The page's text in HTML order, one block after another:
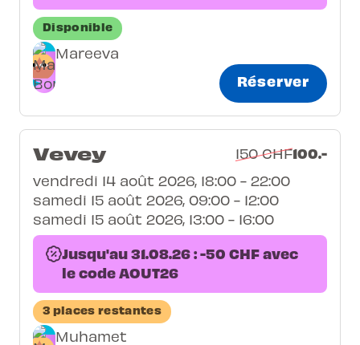
Disponible
Mareeva
Réserver
Vevey 150 CHF100.-
vendredi 14 août 2026, 18:00 - 22:00
samedi 15 août 2026, 09:00 - 12:00
samedi 15 août 2026, 13:00 - 16:00
Jusqu'au 31.08.26 : -50 CHF avec
le code AOUT26
3 places restantes
Muhamet